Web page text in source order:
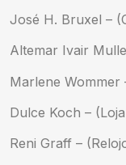
José H. Bruxel –
Altemar Ivair
Marlene Wommer
Dulce Koch –
Reni Graff –